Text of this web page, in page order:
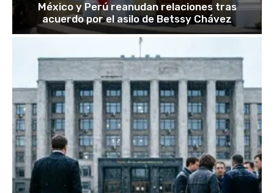
México y Perú reanudan relaciones tras
acuerdo por el asilo de Betssy Chávez